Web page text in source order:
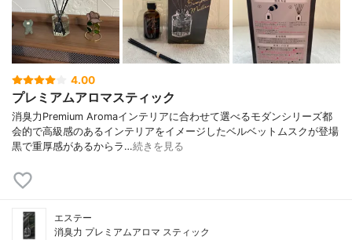
4.00
プレミアムアロマスティック
消臭力Premium Aromaインテリアに合わせて選べるモダンシリーズ都
会的で高級感のあるインテリアをイメージしたベルベットムスクが登場
黒で重厚感があるからラ…続きを見る
エステー
消臭力 プレミアムアロマ スティック